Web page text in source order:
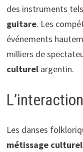
des instruments
guitare. Les
événements
milliers de
culturelargentin.
Les danses
métissage culturel